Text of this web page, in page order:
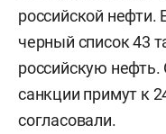
российской нефти.
черный список 43
российскую
санкции примут к
согласовали.